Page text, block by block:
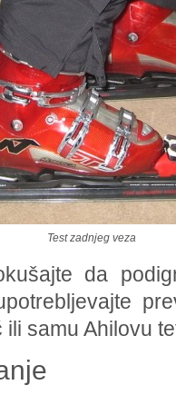
Test zadnjeg veza
da
ili samu Ahilovu